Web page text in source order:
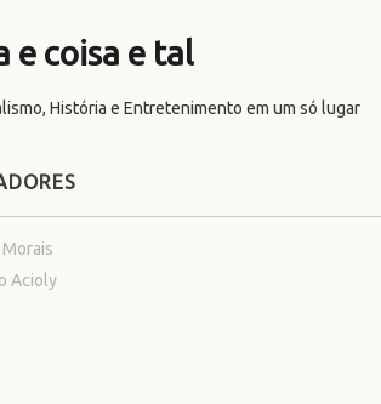
e coisa e tal
História e Entretenimento em um só lugar
Acioly